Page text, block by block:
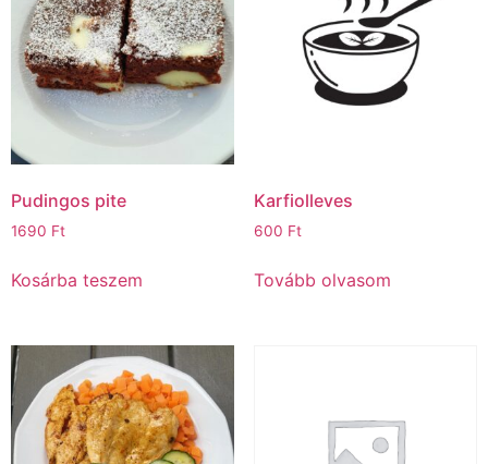
Pudingos pite
1690 Ft
Kosárba teszem
Karfiolleves
600 Ft
Tovább olvasom